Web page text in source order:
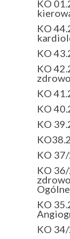
KO
KO
KO
KO
KO
KO
KO
KO
KO
KO
KO